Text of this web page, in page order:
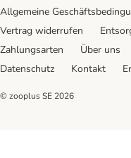
Allgemeine
Vertrag widerrufen
Zahlungsarten
Über uns
Datenschutz
Kontakt
© zooplus SE 2026